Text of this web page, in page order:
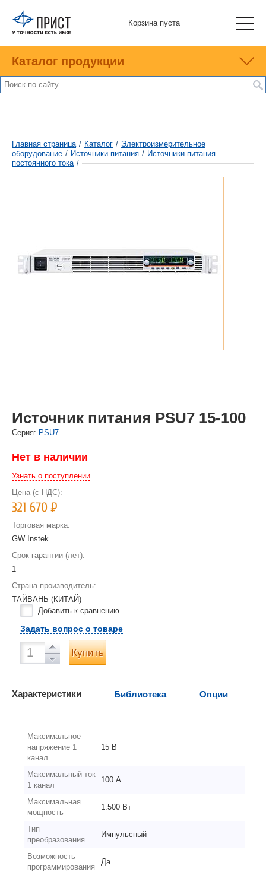
Корзина пуста
Каталог продукции
Главная страница / Каталог / Электроизмерительное
оборудование / Источники питания / Источники питания
постоянного тока /
Источник питания PSU7 15-100
Cерия: PSU7
Нет в наличии
Узнать о поступлении
Цена (с НДС):
321 670Р
Торговая марка:
GW Instek
Срок гарантии (лет):
1
Страна производитель:
ТАЙВАНЬ (КИТАЙ)
Добавить к сравнению
Задать вопрос о товаре
Купить
Характеристики Библиотека Опции
Максимальное
напряжение 1
канал
15 В
Максимальный ток
1 канал
100 А
Максимальная
мощность
1.500 Вт
Тип
преобразования
Импульсный
Возможность
программирования
Да